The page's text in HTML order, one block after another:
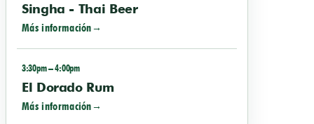
Singha - Thai Beer
Más información
3:30pm – 4:00pm
El Dorado Rum
Más información